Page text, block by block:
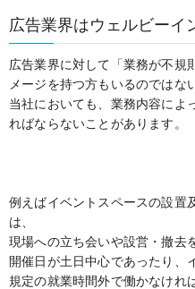
広告業界はウェルビーイ
広告業界に対して「業務が不規
メージを持つ方もいるのではな
当社においても、業務内容によ
ればならないことがあります。
例えばイベントスペースの設置
は、
現場への立ち会いや設営・撤去
開催日が土日中心であったり、
規定の就業時間外で働かなけれ